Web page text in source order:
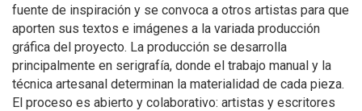
fuente de inspiración y se convoca a otros artistas para que
aporten sus textos e imágenes a la variada producción
gráfica del proyecto. La producción se desarrolla
principalmente en serigrafía, donde el trabajo manual y la
técnica artesanal determinan la materialidad de cada pieza.
El proceso es abierto y colaborativo: artistas y escritores